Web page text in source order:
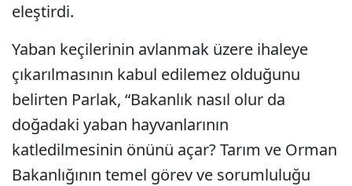
eleştirdi.
Yaban keçilerinin avlanmak üzere ihaleye
çıkarılmasının kabul edilemez olduğunu
belirten Parlak, “Bakanlık nasıl olur da
doğadaki yaban hayvanlarının
katledilmesinin önünü açar? Tarım ve Orman
Bakanlığının temel görev ve sorumluluğu